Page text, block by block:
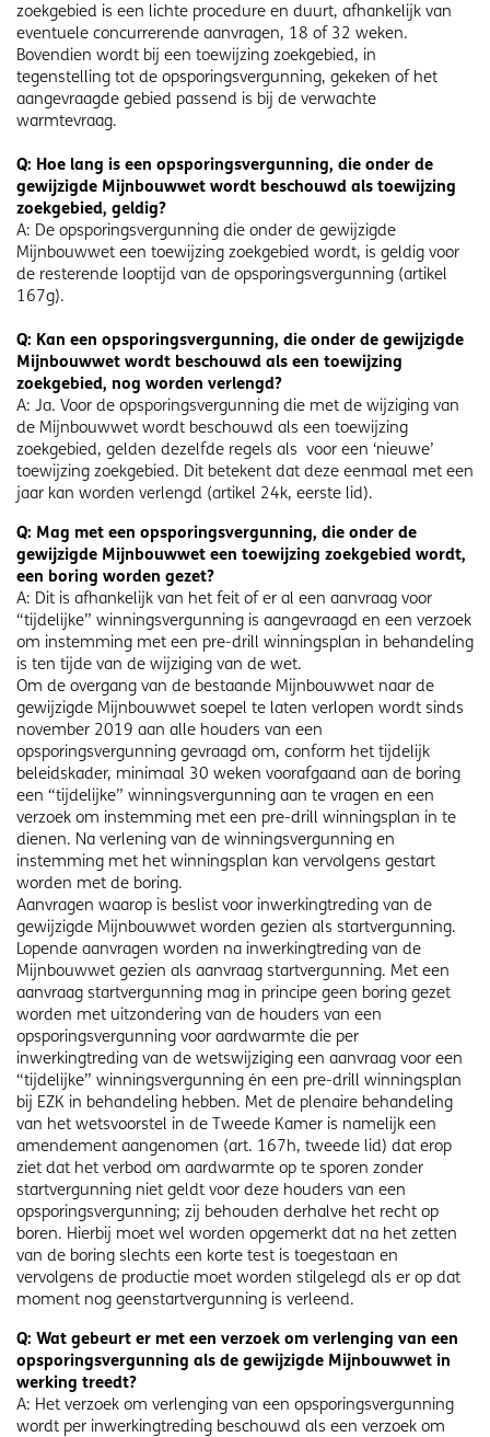
zoekgebied is een lichte procedure en duurt, afhankelijk van
eventuele concurrerende aanvragen, 18 of 32 weken.
Bovendien wordt bij een toewijzing zoekgebied, in
tegenstelling tot de opsporingsvergunning, gekeken of het
aangevraagde gebied passend is bij de verwachte
warmtevraag.
Q: Hoe lang is een opsporingsvergunning, die onder de
gewijzigde Mijnbouwwet wordt beschouwd als toewijzing
zoekgebied, geldig?
A: De opsporingsvergunning die onder de gewijzigde
Mijnbouwwet een toewijzing zoekgebied wordt, is geldig voor
de resterende looptijd van de opsporingsvergunning (artikel
167g).
Q: Kan een opsporingsvergunning, die onder de gewijzigde
Mijnbouwwet wordt beschouwd als een toewijzing
zoekgebied, nog worden verlengd?
A: Ja. Voor de opsporingsvergunning die met de wijziging van
de Mijnbouwwet wordt beschouwd als een toewijzing
zoekgebied, gelden dezelfde regels als voor een ‘nieuwe’
toewijzing zoekgebied. Dit betekent dat deze eenmaal met een
jaar kan worden verlengd (artikel 24k, eerste lid).
Q: Mag met een opsporingsvergunning, die onder de
gewijzigde Mijnbouwwet een toewijzing zoekgebied wordt,
een boring worden gezet?
A: Dit is afhankelijk van het feit of er al een aanvraag voor
“tijdelijke” winningsvergunning is aangevraagd en een verzoek
om instemming met een pre-drill winningsplan in behandeling
is ten tijde van de wijziging van de wet.
Om de overgang van de bestaande Mijnbouwwet naar de
gewijzigde Mijnbouwwet soepel te laten verlopen wordt sinds
november 2019 aan alle houders van een
opsporingsvergunning gevraagd om, conform het tijdelijk
beleidskader, minimaal 30 weken voorafgaand aan de boring
een “tijdelijke” winningsvergunning aan te vragen en een
verzoek om instemming met een pre-drill winningsplan in te
dienen. Na verlening van de winningsvergunning en
instemming met het winningsplan kan vervolgens gestart
worden met de boring.
Aanvragen waarop is beslist voor inwerkingtreding van de
gewijzigde Mijnbouwwet worden gezien als startvergunning.
Lopende aanvragen worden na inwerkingtreding van de
Mijnbouwwet gezien als aanvraag startvergunning. Met een
aanvraag startvergunning mag in principe geen boring gezet
worden met uitzondering van de houders van een
opsporingsvergunning voor aardwarmte die per
inwerkingtreding van de wetswijziging een aanvraag voor een
“tijdelijke” winningsvergunning én een pre-drill winningsplan
bij EZK in behandeling hebben. Met de plenaire behandeling
van het wetsvoorstel in de Tweede Kamer is namelijk een
amendement aangenomen (art. 167h, tweede lid) dat erop
ziet dat het verbod om aardwarmte op te sporen zonder
startvergunning niet geldt voor deze houders van een
opsporingsvergunning; zij behouden derhalve het recht op
boren. Hierbij moet wel worden opgemerkt dat na het zetten
van de boring slechts een korte test is toegestaan en
vervolgens de productie moet worden stilgelegd als er op dat
moment nog geenstartvergunning is verleend.
Q: Wat gebeurt er met een verzoek om verlenging van een
opsporingsvergunning als de gewijzigde Mijnbouwwet in
werking treedt?
A: Het verzoek om verlenging van een opsporingsvergunning
wordt per inwerkingtreding beschouwd als een verzoek om